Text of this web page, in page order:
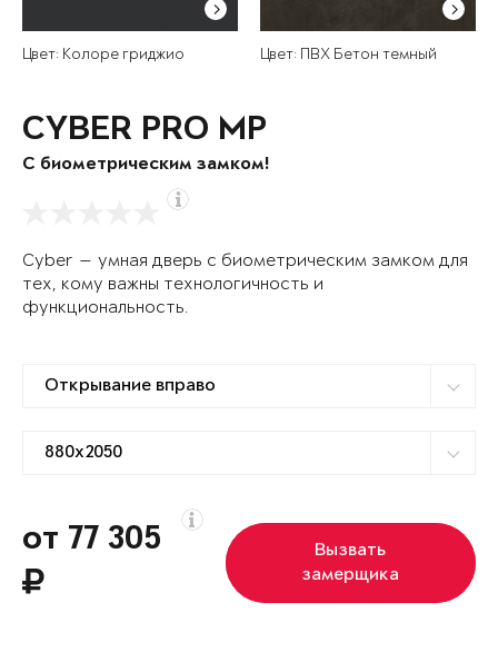
Цвет: Колоре гриджио Цвет: ПВХ Бетон темный
CYBER PRO MP
С биометрическим замком!
Cyber — умная дверь с биометрическим замком для
тех, кому важны технологичность и
функциональность.
от 77 305
Вызвать
замерщика